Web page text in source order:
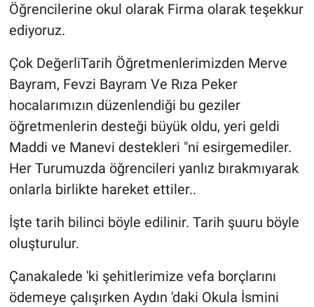
Öğrencilerine okul olarak Firma olarak teşekkur
ediyoruz.
Çok DeğerliTarih Öğretmenlerimizden Merve
Bayram, Fevzi Bayram Ve Rıza Peker
hocalarımızın düzenlendiği bu geziler
öğretmenlerin desteği büyük oldu, yeri geldi
Maddi ve Manevi destekleri "ni esirgemediler.
Her Turumuzda öğrencileri yanlız bırakmıyarak
onlarla birlikte hareket ettiler..
İşte tarih bilinci böyle edilinir. Tarih şuuru böyle
oluşturulur.
Çanakalede 'ki şehitlerimize vefa borçlarını
ödemeye çalışırken Aydın 'daki Okula İsmini